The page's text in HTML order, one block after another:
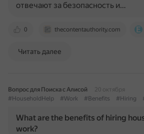
0 thecontentauthority.com
отвечают за безопасность и…
Читать далее
Вопрос для Поиска с Алисой
20 октября
#HouseholdHelp
#Work #Benefits #Hiring
What are the benefits of hiring
work?